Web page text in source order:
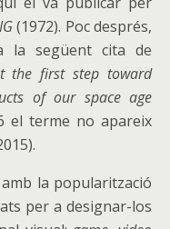
(1972). Poc després,
la següent cita de
the first step toward
of our space age
el terme no apareix
la popularització
per a designar-los